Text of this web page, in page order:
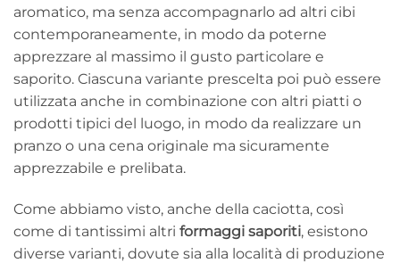
aromatico, ma senza accompagnarlo ad altri cibi
contemporaneamente, in modo da poterne
apprezzare al massimo il gusto particolare e
saporito. Ciascuna variante prescelta poi può essere
utilizzata anche in combinazione con altri piatti o
prodotti tipici del luogo, in modo da realizzare un
pranzo o una cena originale ma sicuramente
apprezzabile e prelibata.
Come abbiamo visto, anche della caciotta, così
come di tantissimi altri formaggi saporiti, esistono
diverse varianti, dovute sia alla località di produzione